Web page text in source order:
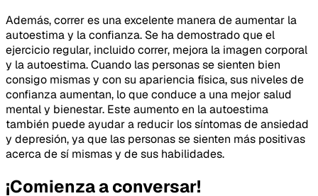
Además, correr es una excelente manera de aumentar la
autoestima y la confianza. Se ha demostrado que el
ejercicio regular, incluido correr, mejora la imagen corporal
y la autoestima. Cuando las personas se sienten bien
consigo mismas y con su apariencia física, sus niveles de
confianza aumentan, lo que conduce a una mejor salud
mental y bienestar. Este aumento en la autoestima
también puede ayudar a reducir los síntomas de ansiedad
y depresión, ya que las personas se sienten más positivas
acerca de sí mismas y de sus habilidades.
¡Comienza a conversar!